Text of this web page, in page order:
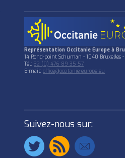
Représentation Occitanie Europe à
14 Rond-point Schuman - 1040 Bruxelles
Tél:32 (0) 476 89 35 57
E-mail:office@occitanie-europe.eu
Suivez-nous sur: